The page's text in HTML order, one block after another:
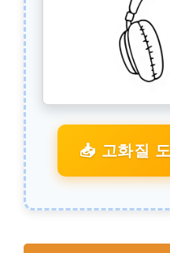
📥 고화질